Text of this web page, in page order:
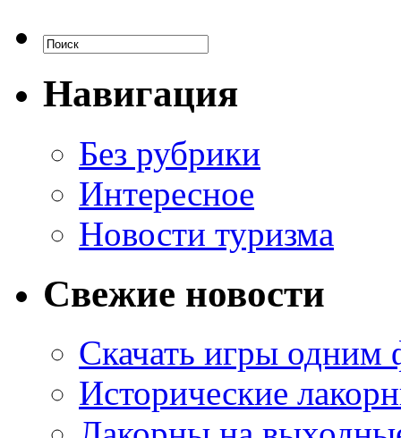
Навигация
Без рубрики
Интересное
Новости туризма
Свежие новости
Скачать игры одним
Исторические